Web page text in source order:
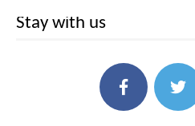
Stay with us